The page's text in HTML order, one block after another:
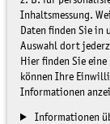
Inhaltsmessung.
Daten finden Sie in
Auswahl dort
Hier finden Sie
können Ihre
Informationen
Informationen